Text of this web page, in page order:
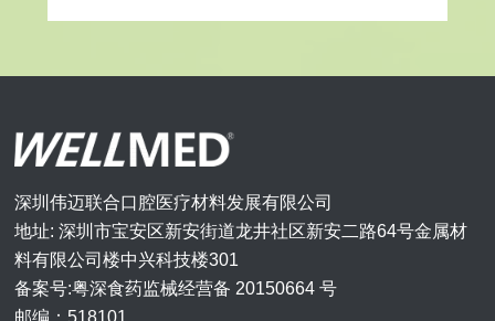
深圳伟迈联合口腔医疗材料发展有限公司
地址: 深圳市宝安区新安街道龙井社区新安二路64号金属材
料有限公司楼中兴科技楼301
备案号:粤深食药监械经营备 20150664 号